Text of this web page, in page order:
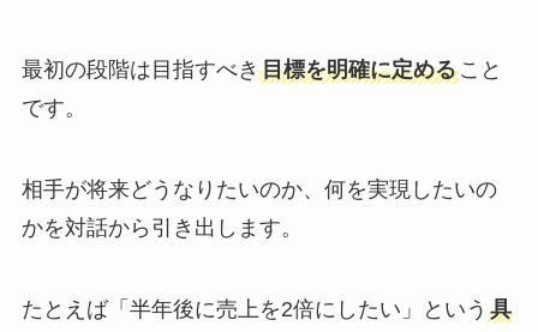
最初の段階は目指すべき 目標を明確に定めること
です。
相手が将来どうなりたいのか、何を実現したいの
かを対話から引き出します。
たとえば「半年後に売上を2倍にしたい」という 具